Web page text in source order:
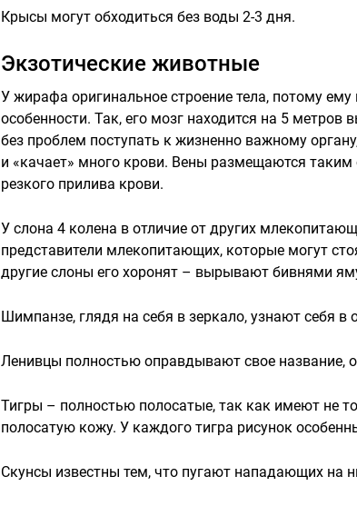
Крысы могут обходиться без воды 2-3 дня.
Экзотические животные
У жирафа оригинальное строение тела, потому
особенности. Так, его мозг находится на 5 метров
без проблем поступать к жизненно важному
и «качает» много крови. Вены размещаются таким
резкого прилива крови.
У слона 4 колена в отличие от других
представители млекопитающих, которые могут
другие слоны его хоронят – вырывают бивнями
Шимпанзе, глядя на себя в зеркало, узнают себя в
Ленивцы полностью оправдывают свое название,
Тигры – полностью полосатые, так как имеют не
полосатую кожу. У каждого тигра рисунок
Скунсы известны тем, что пугают нападающих на